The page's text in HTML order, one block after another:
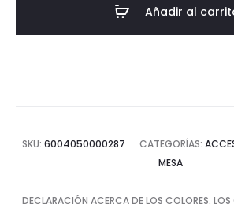
Añadir al
SKU: 6004050000287 CATEGORÍAS:
MESA
DECLARACIÓN ACERCA DE LOS COLORES. LOS